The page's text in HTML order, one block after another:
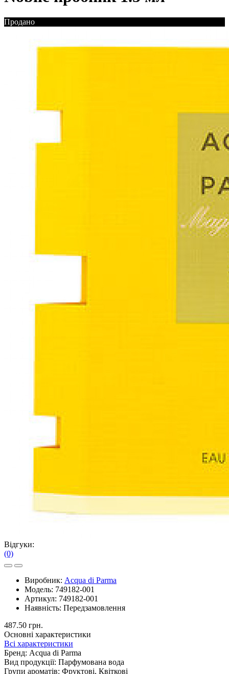
Продано
Відгуки:
(0)
Виробник: Acqua di Parma
Модель: 749182-001
Артикул: 749182-001
Наявність: Передзамовлення
487.50 грн.
Основні характеристики
Всі характеристики
Бренд: Acqua di Parma
Вид продукції: Парфумована вода
Групи ароматів: Фруктові, Квіткові